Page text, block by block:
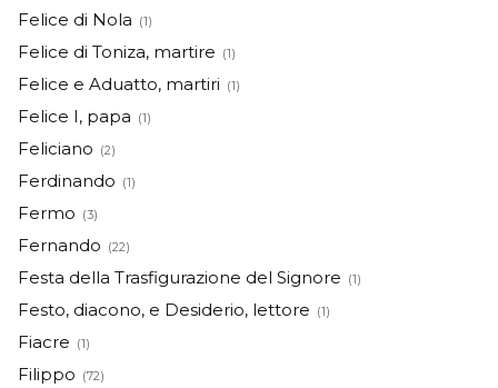
Felice di Nola (1)
Felice di Toniza, martire (1)
Felice e Aduatto, martiri (1)
Felice I, papa (1)
Feliciano (2)
Ferdinando (1)
Fermo (3)
Fernando (22)
Festa della Trasfigurazione del Signore (1)
Festo, diacono, e Desiderio, lettore (1)
Fiacre (1)
Filippo (72)